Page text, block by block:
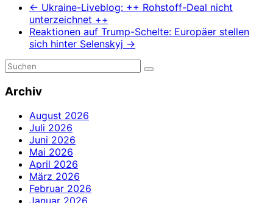
← Ukraine-Liveblog: ++ Rohstoff-Deal nicht
unterzeichnet ++
Reaktionen auf Trump-Schelte: Europäer stellen
sich hinter Selenskyj →
Archiv
August 2026
Juli 2026
Juni 2026
Mai 2026
April 2026
März 2026
Februar 2026